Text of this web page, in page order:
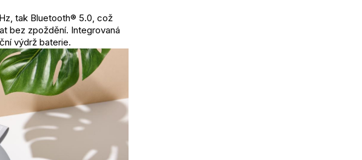
tak Bluetooth® 5.0, což
bez zpoždění. Integrovaná
výdrž baterie.